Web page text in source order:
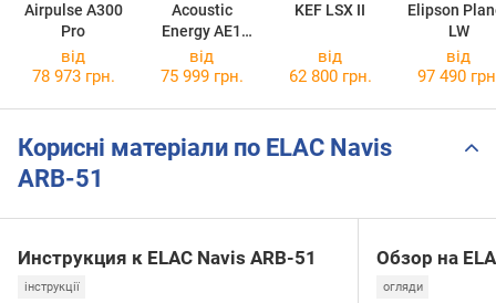
Airpulse A300
Pro
Acoustic
Energy AE1
Active
KEF LSX II
Elipson
LW
від
78 973 грн.
від
75 999 грн.
від
62 800 грн.
від
97 490
Корисні матеріали по ELAC Navis
ARB-51
Инструкция к ELAC Navis ARB-51
інструкції
Обзор на
огляди